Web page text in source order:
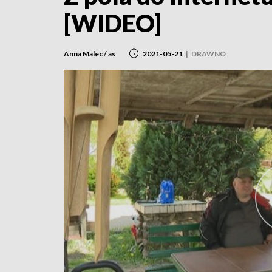
[WIDEO]
Anna Malec / as 2021-05-21 | DRAWNO